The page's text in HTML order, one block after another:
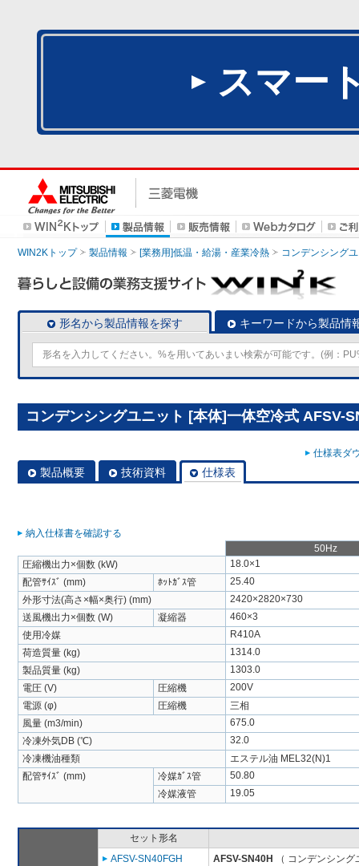
スマー
WIN2Kトップ 製品情報 [業務用]低温・給湯・産業冷熱 コンデンシング
形名から製品情報を探す キーワードから製品情
コンデンシングユニット [本体]一体空冷式 AFSV-
仕様表ダ
製品概要 技術資料 仕様表
納入仕様書を確認する
50Hz
圧縮機出力×個数 (kW)
18.0×1
配管ｻｲｽﾞ (mm)
ﾎｯﾄｶﾞｽ管
25.40
外形寸法(高さ×幅×奥行) (mm)
2420×2820×730
送風機出力×個数 (W)
凝縮器
460×3
使用冷媒
R410A
荷造質量 (kg)
1314.0
製品質量 (kg)
1303.0
電圧 (V)
圧縮機
200V
電源 (φ)
圧縮機
三相
風量 (m3/min)
675.0
冷凍外気DB (℃)
32.0
冷凍機油種類
エステル油 MEL32(N)1
配管ｻｲｽﾞ (mm)
冷媒ｶﾞｽ管
50.80
冷媒液管
19.05
セット形名
AFSV-SN40FGH
AFSV-SN40H
（ コンデンシン